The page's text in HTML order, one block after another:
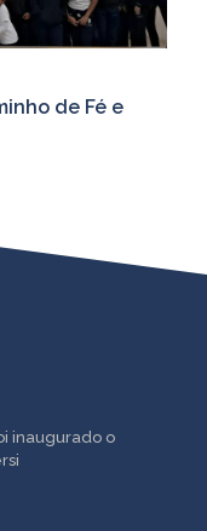
de Fé e
inaugurado o